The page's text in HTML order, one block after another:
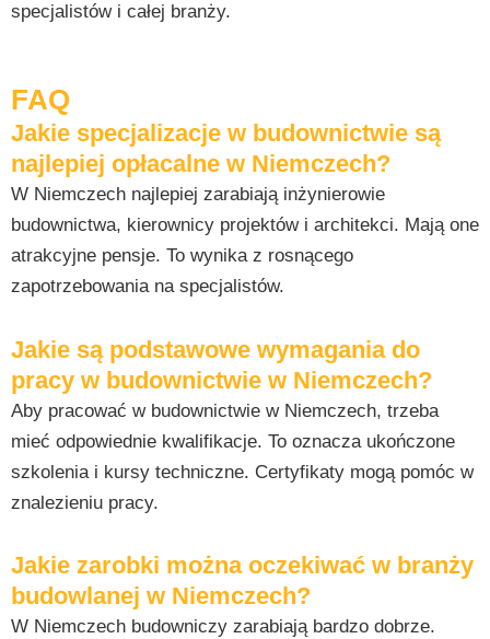
specjalistów i całej branży.
FAQ
Jakie specjalizacje w budownictwie są
najlepiej opłacalne w Niemczech?
W Niemczech najlepiej zarabiają inżynierowie
budownictwa, kierownicy projektów i architekci. Mają one
atrakcyjne pensje. To wynika z rosnącego
zapotrzebowania na specjalistów.
Jakie są podstawowe wymagania do
pracy w budownictwie w Niemczech?
Aby pracować w budownictwie w Niemczech, trzeba
mieć odpowiednie kwalifikacje. To oznacza ukończone
szkolenia i kursy techniczne. Certyfikaty mogą pomóc w
znalezieniu pracy.
Jakie zarobki można oczekiwać w branży
budowlanej w Niemczech?
W Niemczech budowniczy zarabiają bardzo dobrze.